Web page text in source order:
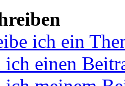
ich ein
einen